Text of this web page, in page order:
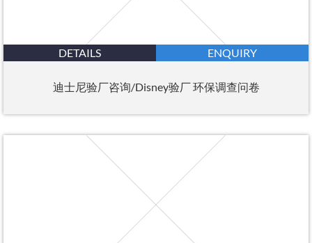
DETAILS ENQUIRY
迪士尼验厂咨询/Disney验厂 环保调查问卷